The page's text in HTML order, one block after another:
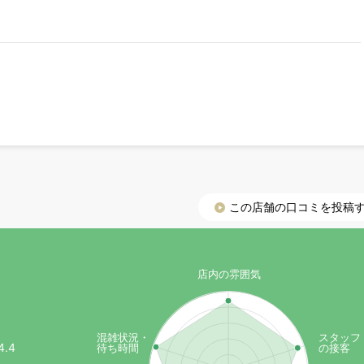
この店舗の口コミを投稿
店内の雰囲気
スタッフ
の接客
混雑状況・
待ち時間